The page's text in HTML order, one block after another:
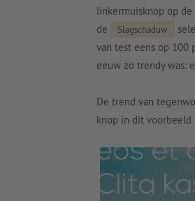
linkermuisknop op
de
Slagschaduw
van test eens op 100
eeuw zo trendy was:
De trend van
knop in dit voorbeeld